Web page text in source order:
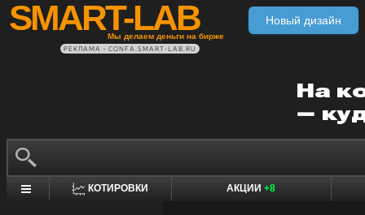
SMART-LAB
Мы делаем деньги на бирже
Новый дизайн
РЕКЛАМА • CONFA.SMART-LAB.RU
КОТИРОВКИ АКЦИИ +8